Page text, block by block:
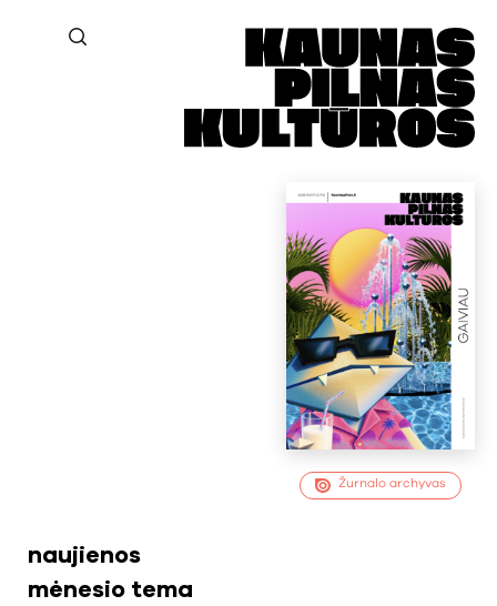
Žurnalo archyvas
naujienos
mėnesio tema